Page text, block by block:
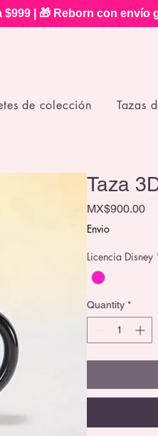
| 🎁 Reborn con envío
de colección Tazas
Taza
MX$900.00
Envio
Licencia Disney
Quantity *